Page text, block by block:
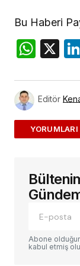
Bu Haberi
X
Editör
ADD A
E-posta
alanlar*ile
Yorum
Abone
kabul etmiş